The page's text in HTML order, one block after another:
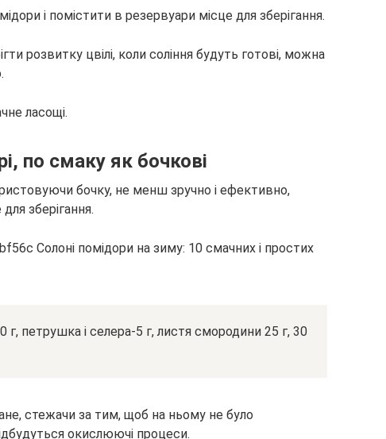
і помістити в резервуари місце для зберігання.
розвитку цвілі, коли соління будуть готові, можна
ласощі.
по смаку як бочкові
бочку, не менш зручно і ефективно,
зберігання.
г, петрушка і селера-5 г, листя смородини 25 г, 30
стежачи за тим, щоб на ньому не було
окислюючі процеси.